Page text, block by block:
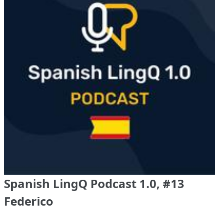
Spanish LingQ Podcast 1.0, #13
Federico